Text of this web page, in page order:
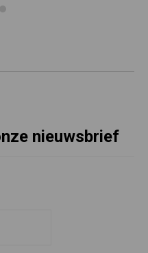
nieuwsbrief